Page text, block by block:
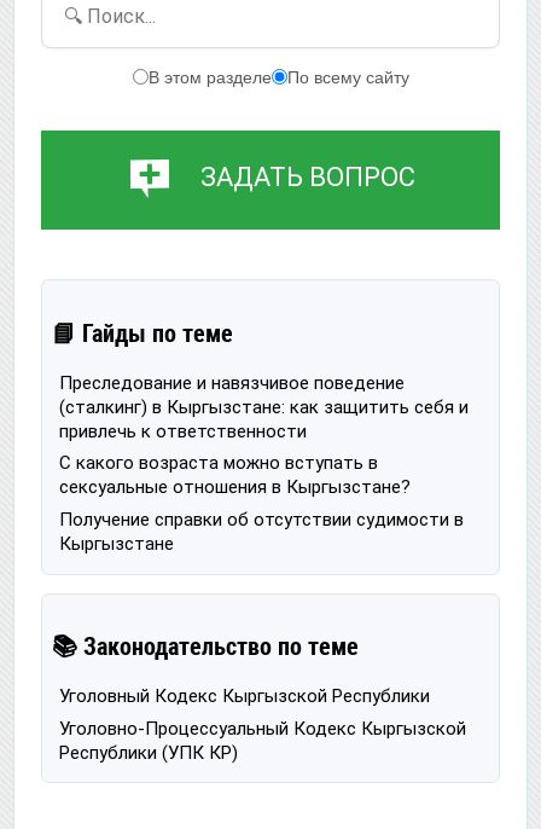
🔍 Поиск...
В этом разделе По всему сайту
ЗАДАТЬ ВОПРОС
📘 Гайды по теме
Преследование и навязчивое поведение
(сталкинг) в Кыргызстане: как защитить себя и
привлечь к ответственности
С какого возраста можно вступать в
сексуальные отношения в Кыргызстане?
Получение справки об отсутствии судимости в
Кыргызстане
📚 Законодательство по теме
Уголовный Кодекс Кыргызской Республики
Уголовно-Процессуальный Кодекс Кыргызской
Республики (УПК КР)